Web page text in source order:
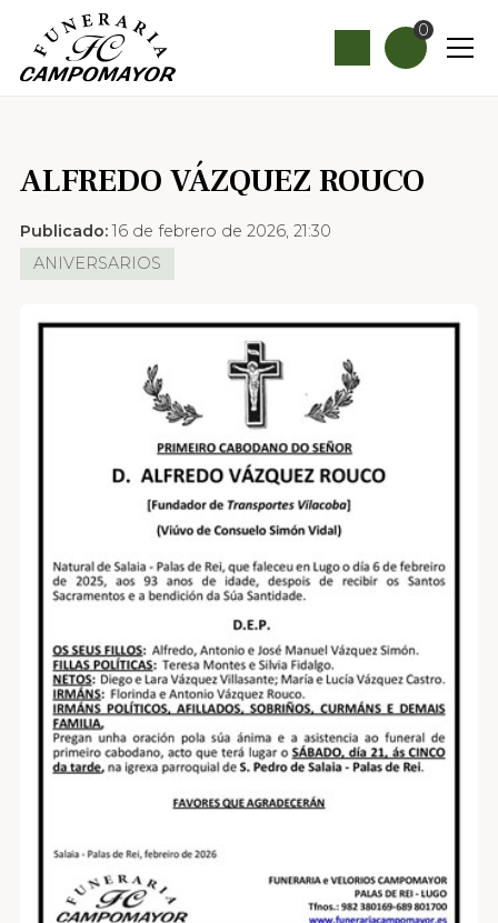
0
ALFREDO VÁZQUEZ ROUCO
Publicado: 16 de febrero de 2026, 21:30
ANIVERSARIOS